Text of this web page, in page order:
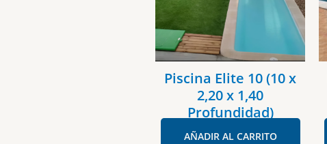
Piscina Elite 10 (10 x
2,20 x 1,40
Profundidad)
AÑADIR AL CARRITO